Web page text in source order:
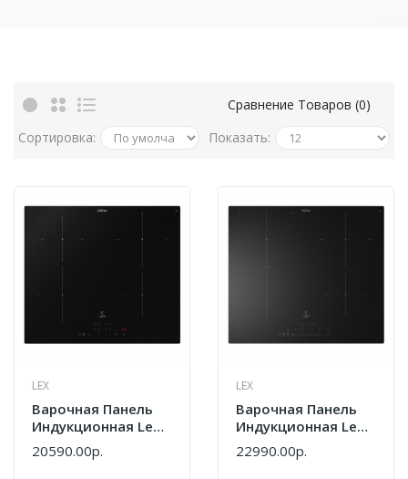
Сравнение Товаров (0)
Сортировка:
Показать:
LEX
Варочная Панель
Индукционная Lex
EVI 6040B I BL
20590.00р.
LEX
Варочная Панель
Индукционная Lex
EVI 641A I BL
22990.00р.